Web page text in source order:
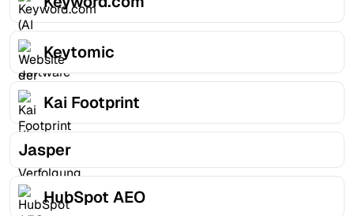
Keytomic
Kai Footprint
Jasper
HubSpot AEO